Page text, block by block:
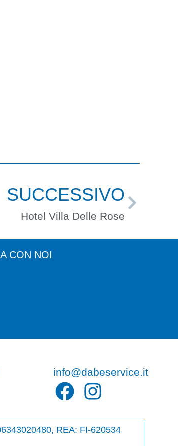
SUCCESSIVO
Hotel Villa Delle Rose
CON NOI
info@dabeservice.it
REA: FI-620534